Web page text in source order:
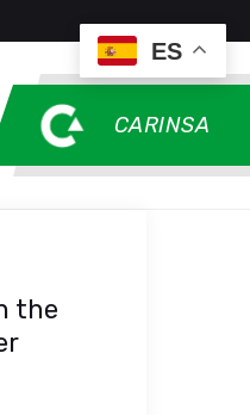
CARINSA
the
ES